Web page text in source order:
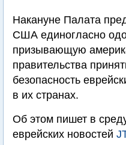
Накануне Палата
США единогласно
призывающую
правительства
безопасность
в их странах.
Об этом пишет в
еврейских новостей